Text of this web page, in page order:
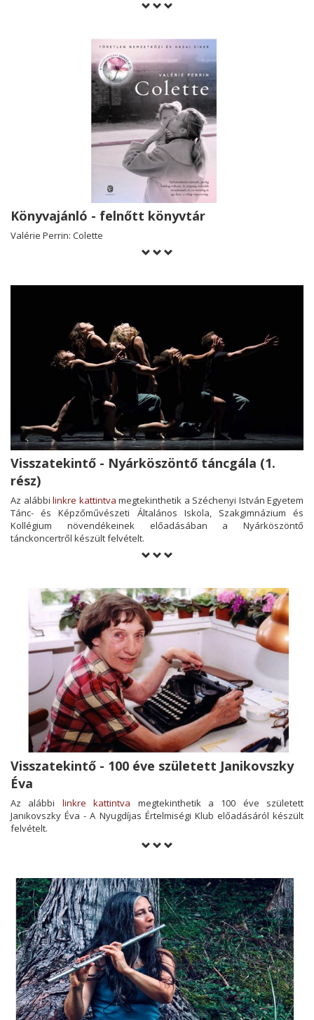
Könyvajánló - felnőtt könyvtár
Valérie Perrin: Colette
Visszatekintő - Nyárköszöntő táncgála (1.
rész)
Az alábbi linkre kattintva megtekinthetik a Széchenyi István Egyetem
Tánc- és Képzőművészeti Általános Iskola, Szakgimnázium és
Kollégium növendékeinek előadásában a Nyárköszöntő
tánckoncertről készült felvételt.
Visszatekintő - 100 éve született Janikovszky
Éva
Az alábbi linkre kattintva megtekinthetik a 100 éve született
Janikovszky Éva - A Nyugdíjas Értelmiségi Klub előadásáról készült
felvételt.